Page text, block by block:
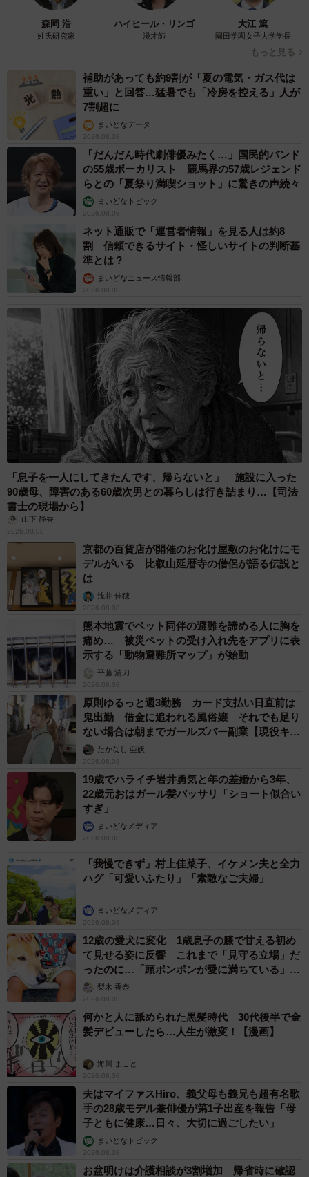
森岡 浩
姓氏研究家
ハイヒール・リンゴ
漫才師
大江 篤
園田学園女子大学学長
もっと見る
補助があっても約9割が「夏の電気・ガス代は
重い」と回答…猛暑でも「冷房を控える」人が
7割超に
まいどなデータ
2026.08.08
「だんだん時代劇俳優みたく…」国民的バンド
の55歳ボーカリスト 競馬界の57歳レジェンド
らとの「夏祭り満喫ショット」に驚きの声続々
まいどなトピック
2026.08.08
ネット通販で「運営者情報」を見る人は約8
割 信頼できるサイト・怪しいサイトの判断基
準とは？
まいどなニュース情報部
2026.08.08
「息子を一人にしてきたんです、帰らないと」 施設に入った
90歳母、障害のある60歳次男との暮らしは行き詰まり…【司法
書士の現場から】
山下 静香
2026.08.08
京都の百貨店が開催のお化け屋敷のお化けにモ
デルがいる 比叡山延暦寺の僧侶が語る伝説と
は
浅井 佳穂
2026.08.08
熊本地震でペット同伴の避難を諦める人に胸を
痛め… 被災ペットの受け入れ先をアプリに表
示する「動物避難所マップ」が始動
平藤 清刀
2026.08.08
原則ゆるっと週3勤務 カード支払い日直前は
鬼出勤 借金に追われる風俗嬢 それでも足り
ない場合は朝までガールズバー副業【現役キャ
ストに取材】
たかなし 亜妖
2026.08.08
19歳でハライチ岩井勇気と年の差婚から3年、
22歳元おはガール髪バッサリ「ショート似合い
すぎ」
まいどなメディア
2026.08.08
「我慢できず」村上佳菜子、イケメン夫と全力
ハグ「可愛いふたり」「素敵なご夫婦」
まいどなメディア
2026.08.08
12歳の愛犬に変化 1歳息子の膝で甘える初め
て見せる姿に反響 これまで「見守る立場」だ
ったのに…「頭ポンポンが愛に満ちている」
「尊…」
梨木 香奈
2026.08.08
何かと人に舐められた黒髪時代 30代後半で金
髪デビューしたら…人生が激変！【漫画】
海川 まこと
2026.08.08
夫はマイファスHiro、義父母も義兄も超有名歌
手の28歳モデル兼俳優が第1子出産を報告「母
子ともに健康…日々、大切に過ごしたい」
まいどなトピック
2026.08.08
お盆明けは介護相談が3割増加 帰省時に確認